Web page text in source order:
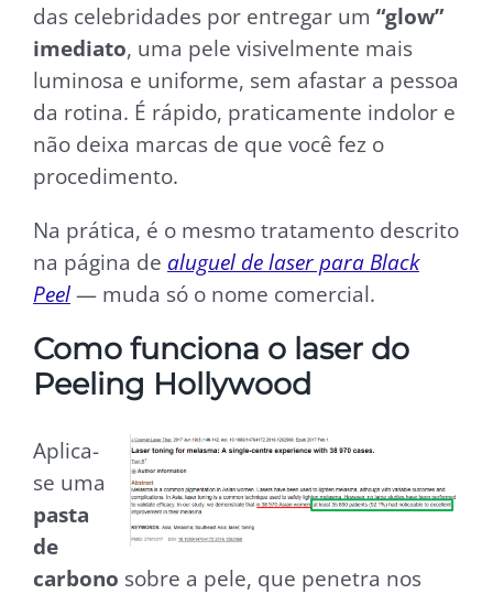
das celebridades por entregar um “glow”
imediato, uma pele visivelmente mais
luminosa e uniforme, sem afastar a pessoa
da rotina. É rápido, praticamente indolor e
não deixa marcas de que você fez o
procedimento.
Na prática, é o mesmo tratamento descrito
na página de aluguel de laser para Black
Peel — muda só o nome comercial.
Como funciona o laser do
Peeling Hollywood
Aplica-
se uma
pasta
de
carbono sobre a pele, que penetra nos